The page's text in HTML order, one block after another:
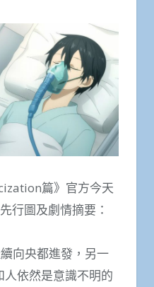
篇》官方今天
行圖及劇情摘要：
向央都進發，另一
依然是意識不明的